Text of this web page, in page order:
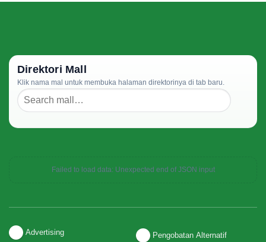
Direktori Mall
Klik nama mal untuk membuka halaman direktorinya di tab baru.
Failed to load data: Unexpected end of JSON input
Advertising Pengobatan Alternatif